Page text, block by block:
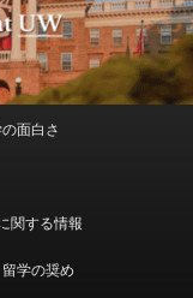
面白さ
関する情報
留学の奨め